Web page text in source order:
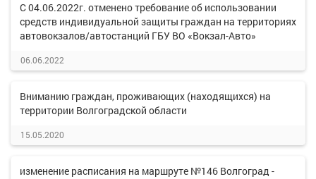
С 04.06.2022г. отменено требование об использовании
средств индивидуальной защиты граждан на территориях
автовокзалов/автостанций ГБУ ВО «Вокзал-Авто»
06.06.2022
Вниманию граждан, проживающих (находящихся) на
территории Волгоградской области
15.05.2020
изменение расписания на маршруте №146 Волгоград -